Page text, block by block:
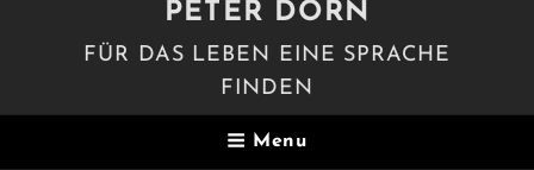
PETER DORN
FÜR DAS LEBEN EINE SPRACHE
FINDEN
Menu